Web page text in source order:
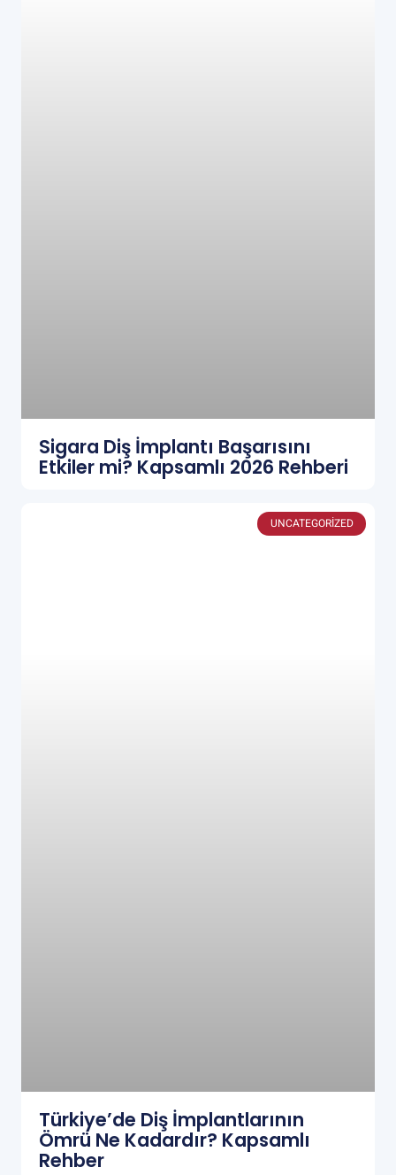
Sigara Diş İmplantı Başarısını
Etkiler mi? Kapsamlı 2026 Rehberi
UNCATEGORIZED
Türkiye’de Diş İmplantlarının
Ömrü Ne Kadardır? Kapsamlı
Rehber